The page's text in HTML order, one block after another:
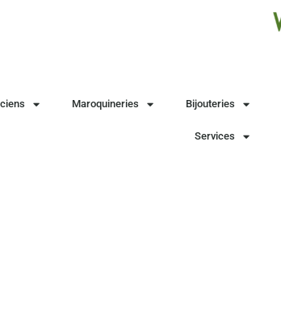
Maroquineries Bijouteries
Services